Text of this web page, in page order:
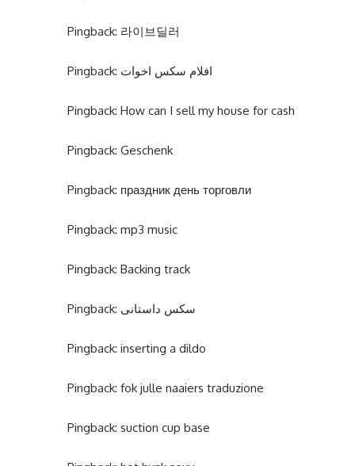
Pingback: 라이브딜러
Pingback: افلام سكس اخوات
Pingback: How can I sell my house for cash
Pingback: Geschenk
Pingback: праздник день торговли
Pingback: mp3 music
Pingback: Backing track
Pingback: سکس داستانی
Pingback: inserting a dildo
Pingback: fok julle naaiers traduzione
Pingback: suction cup base